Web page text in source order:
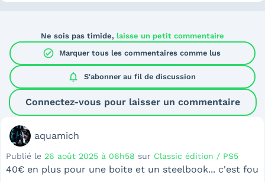
Ne sois pas timide, laisse un petit commentaire
check_circle Marquer tous les commentaires comme lus
notifications S'abonner au fil de discussion
Connectez-vous pour laisser un commentaire
aquamich
Publié le 26 août 2025 à 06h58 sur Classic édition / PS5
40€ en plus pour une boite et un steelbook... c'est fou